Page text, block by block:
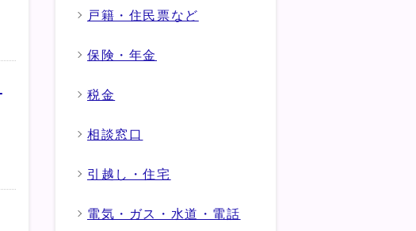
戸籍・住民票など
保険・年金
税金
相談窓口
引越し・住宅
電気・ガス・水道・電話